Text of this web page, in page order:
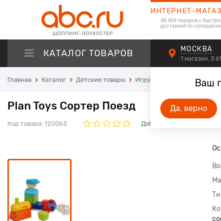
ИНТЕРНЕТ-
86 456 товаров с
доставкой по
КАТАЛОГ ТОВАРОВ
Ваш
Да, верно
МОСКВА
1 магазин, 3
Главная Каталог Детские товары Игрушки Игрушки для
Plan Toys Сортер Поезд
Код товара: 120063 Добавьте свой отзыв. Он